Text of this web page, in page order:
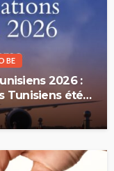
BE
2026 :
Tunisiens été